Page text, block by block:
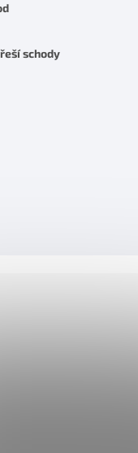
schody